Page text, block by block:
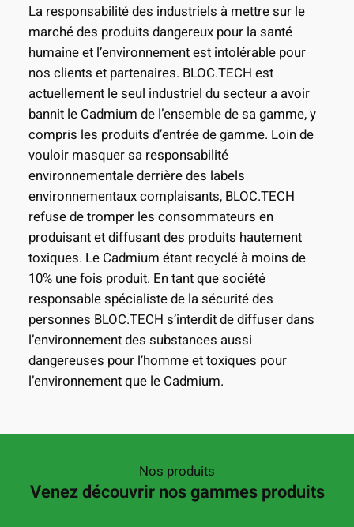
La responsabilité des industriels à mettre sur le
marché des produits dangereux pour la santé
humaine et l’environnement est intolérable pour
nos clients et partenaires. BLOC.TECH est
actuellement le seul industriel du secteur a avoir
bannit le Cadmium de l’ensemble de sa gamme, y
compris les produits d’entrée de gamme. Loin de
vouloir masquer sa responsabilité
environnementale derrière des labels
environnementaux complaisants, BLOC.TECH
refuse de tromper les consommateurs en
produisant et diffusant des produits hautement
toxiques. Le Cadmium étant recyclé à moins de
10% une fois produit. En tant que société
responsable spécialiste de la sécurité des
personnes BLOC.TECH s’interdit de diffuser dans
l’environnement des substances aussi
dangereuses pour l’homme et toxiques pour
l’environnement que le Cadmium.
Nos produits
Venez découvrir nos gammes produits